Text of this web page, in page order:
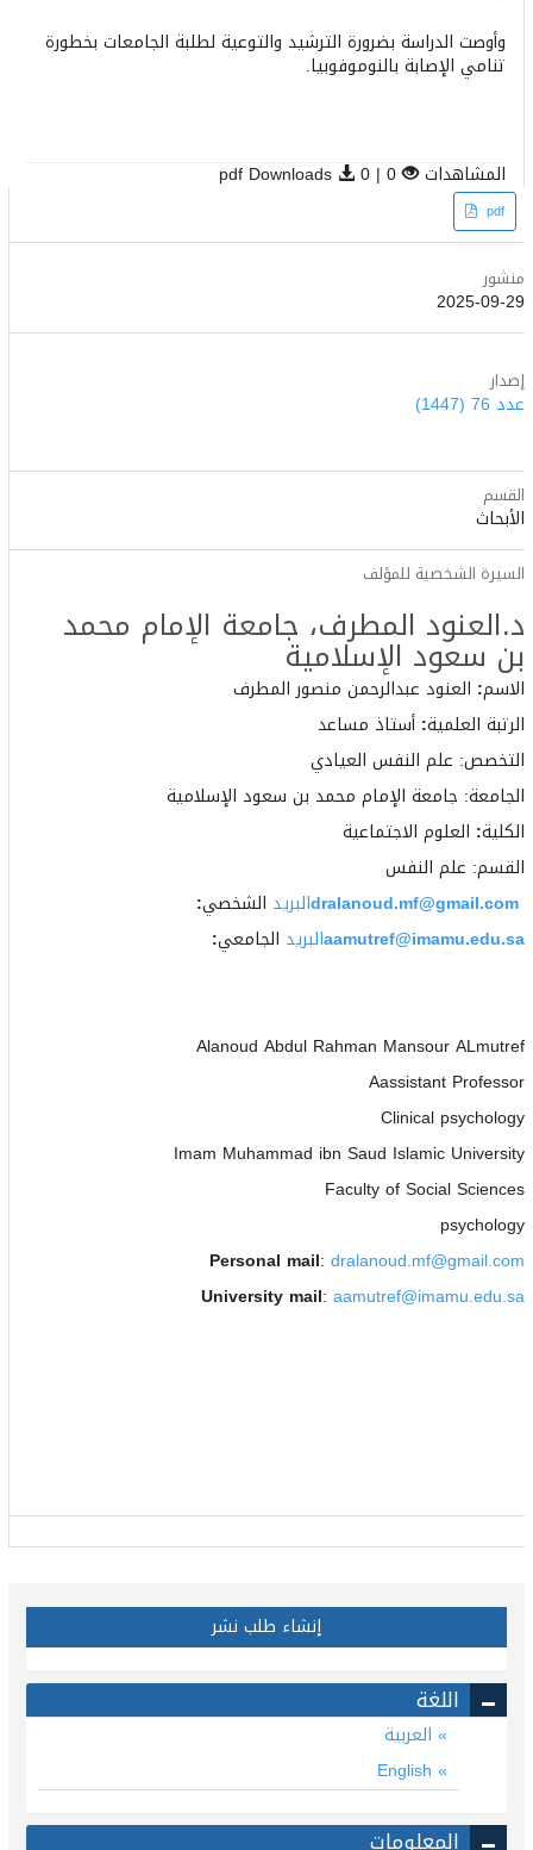
وأوصت الدراسة بضرورة الترشيد والتوعية لطلبة الجامعات بخطورة
تنامي الإصابة بالنوموفوبيا.
المشاهدات 0 | pdf Downloads
0 Article
Sidebar
pdf
منشور
2025-09-29
إصدار
عدد 76 (1447)
القسم
الأبحاث
السيرة الشخصية للمؤلف
د.العنود المطرف، جامعة الإمام محمد
بن سعود الإسلامية
الاسم: العنود عبدالرحمن منصور المطرف
الرتبة العلمية: أستاذ مساعد
التخصص: علم النفس العيادي
الجامعة: جامعة الإمام محمد بن سعود الإسلامية
الكلية: العلوم الاجتماعية
القسم: علم النفس
dralanoud.mf@gmail.comالبريد الشخصي:
aamutref@imamu.edu.saالبريد الجامعي:
Alanoud Abdul Rahman Mansour ALmutref
Aassistant Professor
Clinical psychology
Imam Muhammad ibn Saud Islamic University
Faculty of Social Sciences
psychology
Personal mail:dralanoud.mf@gmail.com
University mail:aamutref@imamu.edu.sa
إنشاء طلب نشر
اللغة
العربية
English
المعلومات